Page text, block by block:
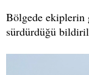
Bölgede ekiplerin
sürdürdüğü